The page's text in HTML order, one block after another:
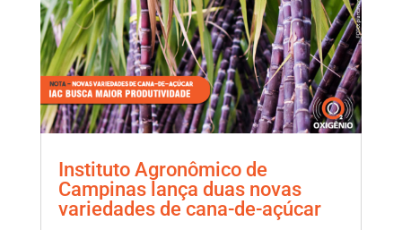
Instituto Agronômico de
Campinas lança duas novas
variedades de cana-de-açúcar